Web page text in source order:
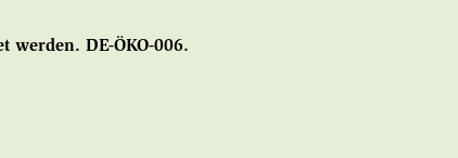
DE-ÖKO-006.